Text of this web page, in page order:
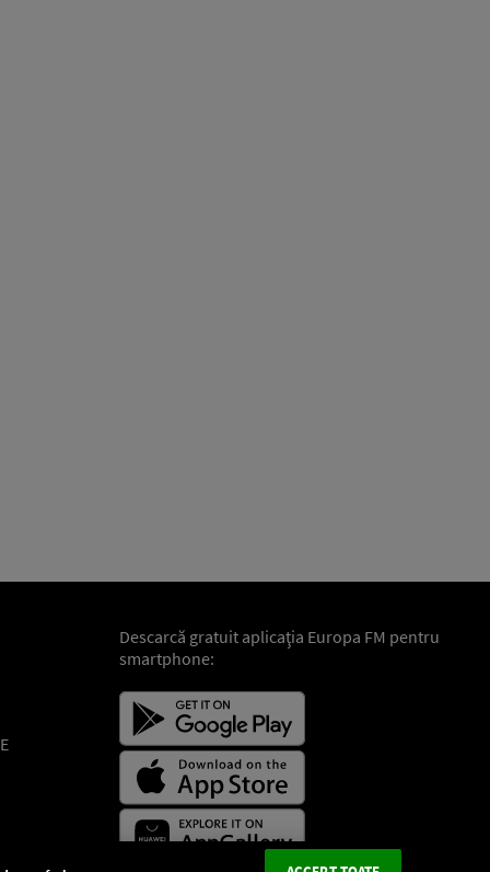
Descarcă gratuit aplicaţia Europa FM pentru
smartphone: